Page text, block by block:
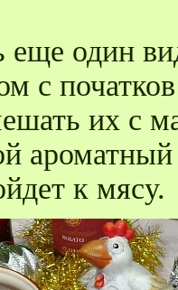
еще один
с
их с
к мясу.